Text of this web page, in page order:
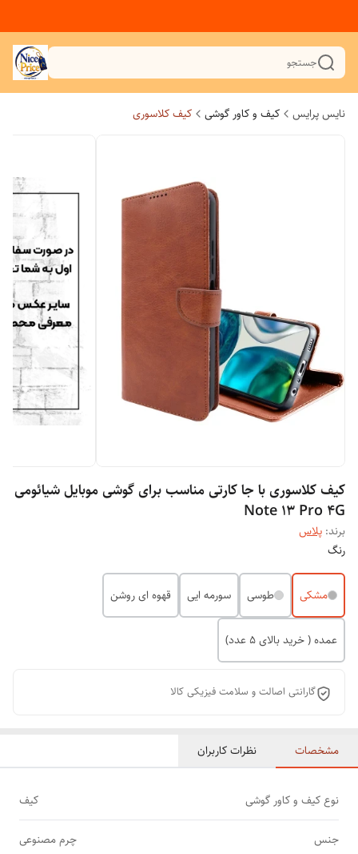
جستجو
نایس پرایس کیف و کاور گوشی کیف کلاسوری
کیف کلاسوری با جا کارتی مناسب برای گوشی موبایل شیائومی
Note 13 Pro 4G
برند: پلاس
رنگ
مشکی طوسی سورمه ایی قهوه ای روشن
عمده ( خرید بالای 5 عدد)
گارانتی اصالت و سلامت فیزیکی کالا
مشخصات نظرات کاربران
نوع کیف و کاور گوشی کیف
جنس چرم مصنوعی